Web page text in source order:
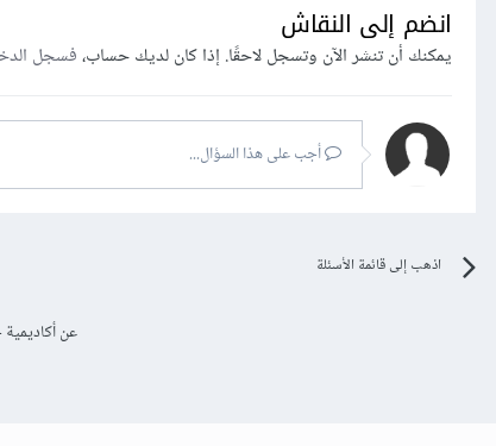
انضم إلى النقاش
يمكنك أن تنشر الآن وتسجل لاحقًا. إذا كان لديك حساب،فسجل
أجب على هذا السؤال...
اذهب إلى قائمة الأسئلة
عن